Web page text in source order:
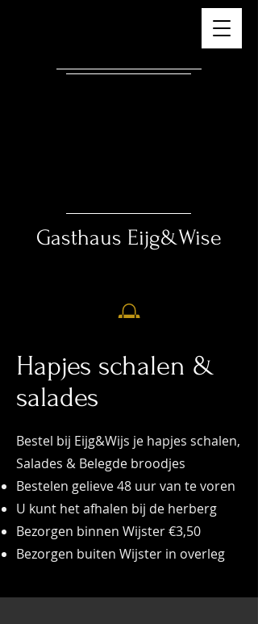
Essen – Trinken – Schlafen
Gasthaus ​ Eijg&Wise
Hapjes schalen &
salades
Bestel bij Eijg&Wijs je hapjes schalen,
Salades & Belegde broodjes
Bestelen gelieve 48 uur van te voren
U kunt het afhalen bij de herberg
Bezorgen binnen Wijster €3,50
Bezorgen buiten Wijster in overleg